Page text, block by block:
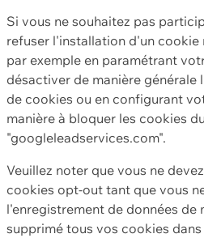
Si vous ne souhaitez pas
refuser l'installation d'un cookie
par exemple en paramétrant
désactiver de manière
de cookies ou en configurant
manière à bloquer les cookies
"googleleadservices.com".
Veuillez noter que vous ne
cookies opt-out tant que vous
l'enregistrement de données de
supprimé tous vos cookies